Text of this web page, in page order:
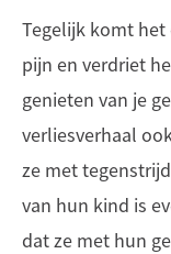
Tegelijk komt het
pijn en verdriet
genieten van je
verliesverhaal
ze met
van hun kind is
dat ze met hun